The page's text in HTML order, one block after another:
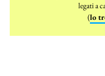
legati a
(lo